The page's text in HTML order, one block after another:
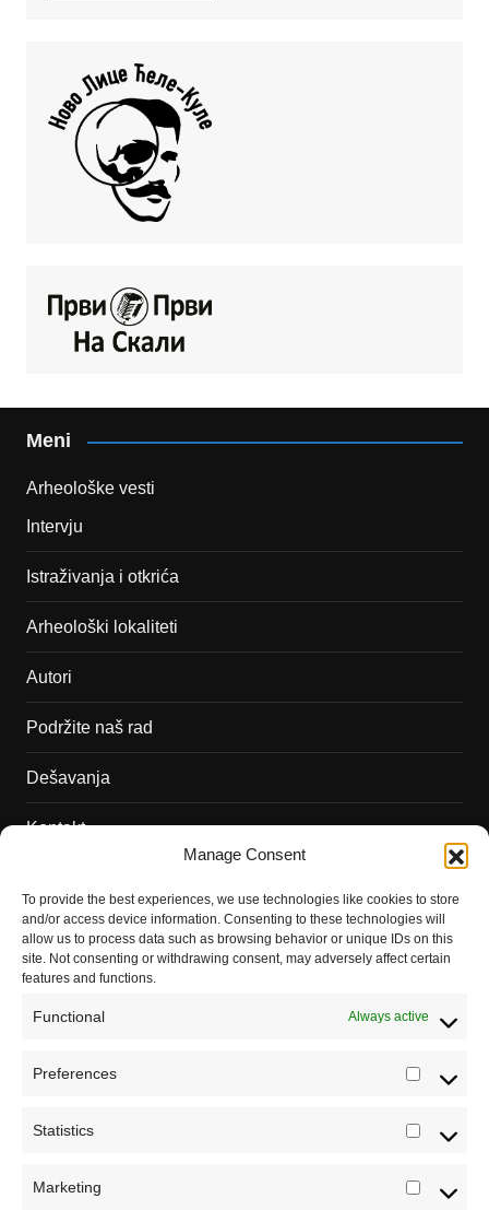
Manage Consent
To provide the best experiences, we use technologies like cookies to store
and/or access device information. Consenting to these technologies will
allow us to process data such as browsing behavior or unique IDs on this
site. Not consenting or withdrawing consent, may adversely affect certain
features and functions.
Functional Always active
Preferences
Statistics
Marketing
Meni
Arheološke vesti
Intervju
Istraživanja i otkrića
Arheološki lokaliteti
Autori
Podržite naš rad
Dešavanja
Kontakt
Misija sajta Sve o arheologiji
O autoru sajta
Pravila korišćenja
Impressum